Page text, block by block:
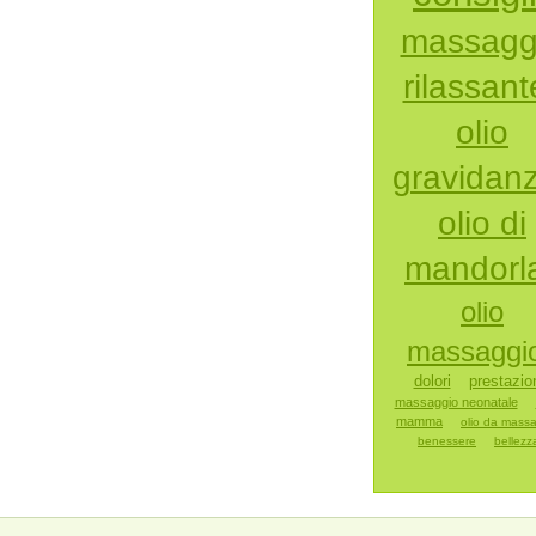
olio
olio di
olio
dolori
massaggio neonatale
mamma
olio da
benessere